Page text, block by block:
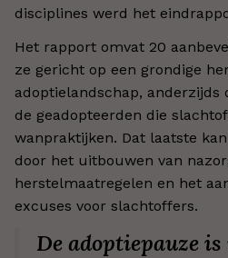
disciplines werd het
Het rapport omvat 20
ze gericht op een grondige
adoptielandschap, anderzijds
de geadopteerden die
wanpraktijken. Dat laatste
door het uitbouwen van
herstelmaatregelen en het
excuses voor slachtoffers.
De adoptiepauze